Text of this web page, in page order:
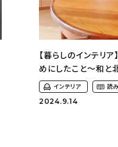
【暮らしのインテリ
めにしたこと〜和
インテリア 読
2024.9.14